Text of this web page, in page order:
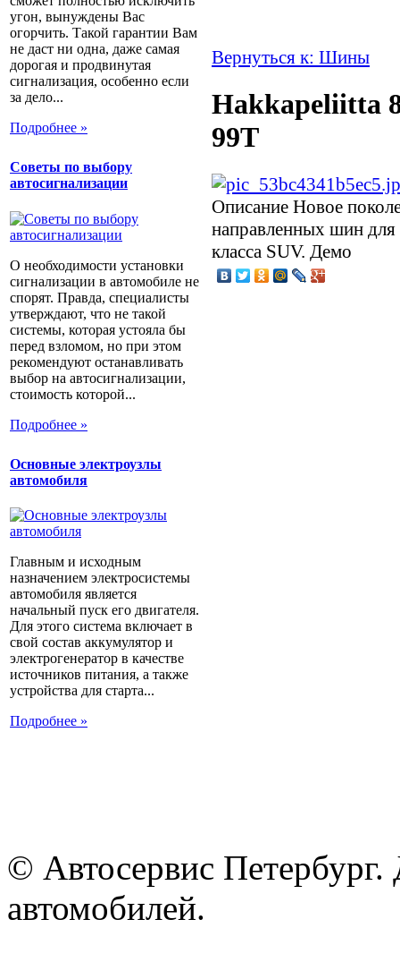
угон, вынуждены Вас
огорчить. Такой гарантии Вам
не даст ни одна, даже самая
дорогая и продвинутая
сигнализация, особенно если
за дело...
Подробнее »
Советы по выбору
автосигнализации
О необходимости установки
сигнализации в автомобиле не
спорят. Правда, специалисты
утверждают, что не такой
системы, которая устояла бы
перед взломом, но при этом
рекомендуют останавливать
выбор на автосигнализации,
стоимость которой...
Подробнее »
Основные электроузлы
автомобиля
Главным и исходным
назначением электросистемы
автомобиля является
начальный пуск его двигателя.
Для этого система включает в
свой состав аккумулятор и
электрогенератор в качестве
источников питания, а также
устройства для старта...
Подробнее »
Вернуться к: Шины
Hakkapeliitta
99T
Описание Новое
направленных шин
класса SUV. Демо
© Автосервис
автомобилей.